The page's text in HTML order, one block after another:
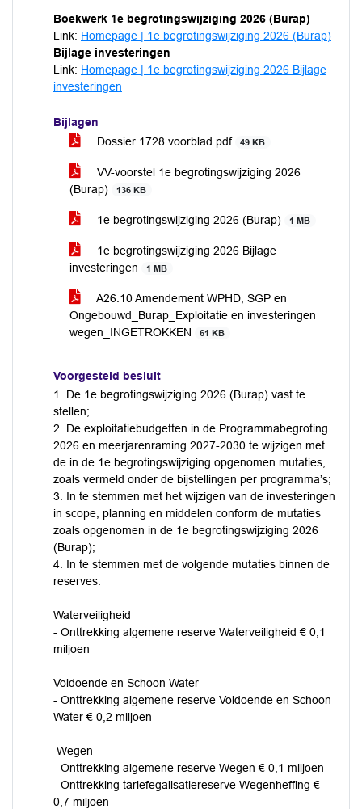
Boekwerk 1e begrotingswijziging 2026 (Burap)
Link: Homepage | 1e begrotingswijziging 2026 (Burap)
Bijlage investeringen
Link: Homepage | 1e begrotingswijziging 2026 Bijlage
investeringen
Bijlagen
Dossier 1728 voorblad.pdf
49 KB
VV-voorstel 1e begrotingswijziging 2026
(Burap)
136 KB
1e begrotingswijziging 2026 (Burap) 1 MB
1e begrotingswijziging 2026 Bijlage
investeringen
1 MB
A26.10 Amendement WPHD, SGP en
Ongebouwd_Burap_Exploitatie en investeringen
wegen_INGETROKKEN
61 KB
Voorgesteld besluit
1. De 1e begrotingswijziging 2026 (Burap) vast te
stellen;
2. De exploitatiebudgetten in de Programmabegroting
2026 en meerjarenraming 2027-2030 te wijzigen met
de in de 1e begrotingswijziging opgenomen mutaties,
zoals vermeld onder de bijstellingen per programma’s;
3. In te stemmen met het wijzigen van de investeringen
in scope, planning en middelen conform de mutaties
zoals opgenomen in de 1e begrotingswijziging 2026
(Burap);
4. In te stemmen met de volgende mutaties binnen de
reserves:
Waterveiligheid
- Onttrekking algemene reserve Waterveiligheid € 0,1
miljoen
Voldoende en Schoon Water
- Onttrekking algemene reserve Voldoende en Schoon
Water € 0,2 miljoen
Wegen
- Onttrekking algemene reserve Wegen € 0,1 miljoen
- Onttrekking tariefegalisatiereserve Wegenheffing €
0,7 miljoen